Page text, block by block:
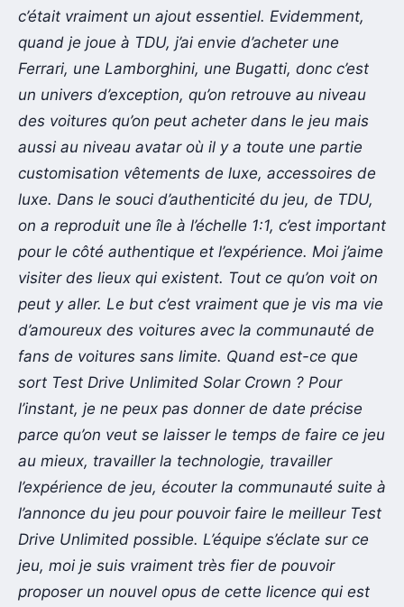
c’était vraiment un ajout essentiel. Evidemment,
quand je joue à TDU, j’ai envie d’acheter une
Ferrari, une Lamborghini, une Bugatti, donc c’est
un univers d’exception, qu’on retrouve au niveau
des voitures qu’on peut acheter dans le jeu mais
aussi au niveau avatar où il y a toute une partie
customisation vêtements de luxe, accessoires de
luxe. Dans le souci d’authenticité du jeu, de TDU,
on a reproduit une île à l’échelle 1:1, c’est important
pour le côté authentique et l’expérience. Moi j’aime
visiter des lieux qui existent. Tout ce qu’on voit on
peut y aller. Le but c’est vraiment que je vis ma vie
d’amoureux des voitures avec la communauté de
fans de voitures sans limite. Quand est-ce que
sort Test Drive Unlimited Solar Crown ? Pour
l’instant, je ne peux pas donner de date précise
parce qu’on veut se laisser le temps de faire ce jeu
au mieux, travailler la technologie, travailler
l’expérience de jeu, écouter la communauté suite à
l’annonce du jeu pour pouvoir faire le meilleur Test
Drive Unlimited possible. L’équipe s’éclate sur ce
jeu, moi je suis vraiment très fier de pouvoir
proposer un nouvel opus de cette licence qui est